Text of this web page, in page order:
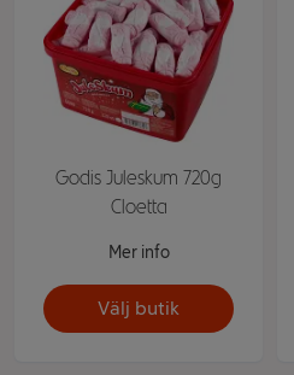
Godis Juleskum 720g
Cloetta
Mer info
Välj butik